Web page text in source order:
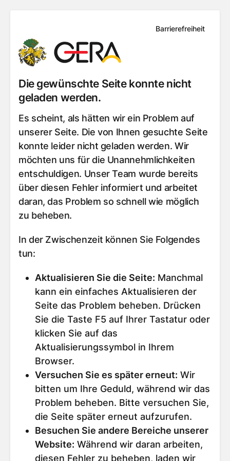
Barrierefreiheit
Die gewünschte Seite konnte nicht
geladen werden.
Es scheint, als hätten wir ein Problem auf
unserer Seite. Die von Ihnen gesuchte Seite
konnte leider nicht geladen werden. Wir
möchten uns für die Unannehmlichkeiten
entschuldigen. Unser Team wurde bereits
über diesen Fehler informiert und arbeitet
daran, das Problem so schnell wie möglich
zu beheben.
In der Zwischenzeit können Sie Folgendes
tun:
Aktualisieren Sie die Seite: Manchmal
kann ein einfaches Aktualisieren der
Seite das Problem beheben. Drücken
Sie die Taste F5 auf Ihrer Tastatur oder
klicken Sie auf das
Aktualisierungssymbol in Ihrem
Browser.
Versuchen Sie es später erneut: Wir
bitten um Ihre Geduld, während wir das
Problem beheben. Bitte versuchen Sie,
die Seite später erneut aufzurufen.
Besuchen Sie andere Bereiche unserer
Website: Während wir daran arbeiten,
diesen Fehler zu beheben, laden wir